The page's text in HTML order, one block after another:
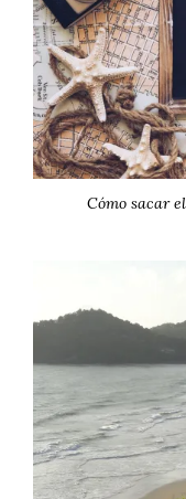
Cómo sacar